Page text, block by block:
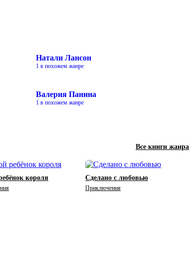
Натали Лансон
1 в похожем жанре
Валерия Панина
1 в похожем жанре
Все книги жанра
короля Сделано с любовью
Приключения